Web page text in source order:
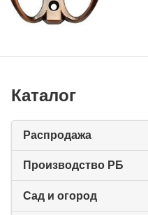
Каталог
Распродажа
Производство РБ
Сад и огород